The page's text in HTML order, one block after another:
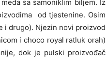
sa samoniklim biljem. Iz
od tjestenine. Osim
i drugo). Njezin novi proizvod
i choco royal ratluk orah)
dok je pulski proizvođač